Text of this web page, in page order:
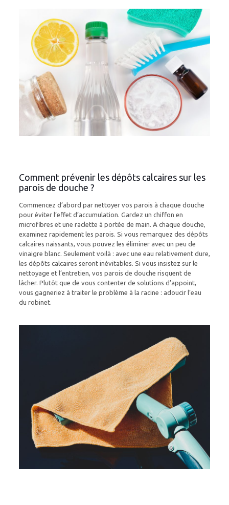
Comment prévenir les dépôts calcaires sur les
parois de douche ?
Commencez d’abord par nettoyer vos parois à chaque douche
pour éviter l’effet d’accumulation. Gardez un chiffon en
microfibres et une raclette à portée de main. A chaque douche,
examinez rapidement les parois. Si vous remarquez des dépôts
calcaires naissants, vous pouvez les éliminer avec un peu de
vinaigre blanc. Seulement voilà : avec une eau relativement dure,
les dépôts calcaires seront inévitables. Si vous insistez sur le
nettoyage et l’entretien, vos parois de douche risquent de
lâcher. Plutôt que de vous contenter de solutions d’appoint,
vous gagneriez à traiter le problème à la racine : adoucir l’eau
du robinet.